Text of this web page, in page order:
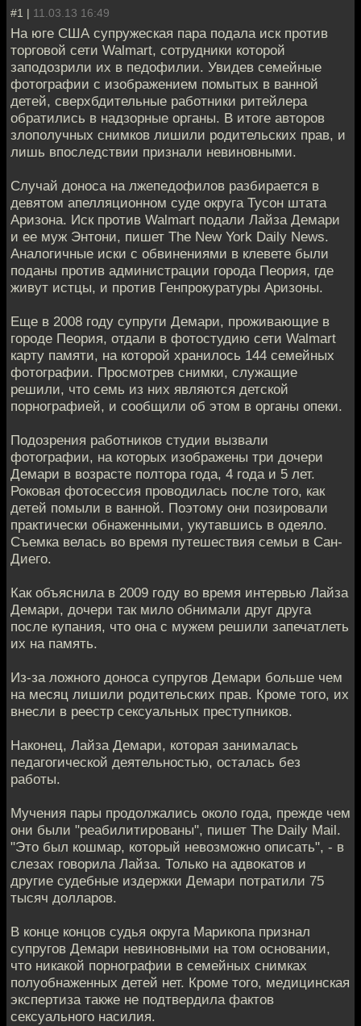
#1 | 11.03.13 16:49
На юге США супружеская пара подала иск против
торговой сети Walmart, сотрудники которой
заподозрили их в педофилии. Увидев семейные
фотографии с изображением помытых в ванной
детей, сверхбдительные работники ритейлера
обратились в надзорные органы. В итоге авторов
злополучных снимков лишили родительских прав, и
лишь впоследствии признали невиновными.
Cлучай доноса на лжепедофилов разбирается в
девятом апелляционном суде округа Тусон штата
Аризона. Иск против Walmart подали Лайза Демари
и ее муж Энтони, пишет The New York Daily News.
Аналогичные иски с обвинениями в клевете были
поданы против администрации города Пеория, где
живут истцы, и против Генпрокуратуры Аризоны.
Еще в 2008 году супруги Демари, проживающие в
городе Пеория, отдали в фотостудию сети Walmart
карту памяти, на которой хранилось 144 семейных
фотографии. Просмотрев снимки, служащие
решили, что семь из них являются детской
порнографией, и сообщили об этом в органы опеки.
Подозрения работников студии вызвали
фотографии, на которых изображены три дочери
Демари в возрасте полтора года, 4 года и 5 лет.
Роковая фотосессия проводилась после того, как
детей помыли в ванной. Поэтому они позировали
практически обнаженными, укутавшись в одеяло.
Съемка велась во время путешествия семьи в Сан-
Диего.
Как объяснила в 2009 году во время интервью Лайза
Демари, дочери так мило обнимали друг друга
после купания, что она с мужем решили запечатлеть
их на память.
Из-за ложного доноса супругов Демари больше чем
на месяц лишили родительских прав. Кроме того, их
внесли в реестр сексуальных преступников.
Наконец, Лайза Демари, которая занималась
педагогической деятельностью, осталась без
работы.
Мучения пары продолжались около года, прежде чем
они были "реабилитированы", пишет The Daily Mail.
"Это был кошмар, который невозможно описать", - в
слезах говорила Лайза. Только на адвокатов и
другие судебные издержки Демари потратили 75
тысяч долларов.
В конце концов судья округа Марикопа признал
супругов Демари невиновными на том основании,
что никакой порнографии в семейных снимках
полуобнаженных детей нет. Кроме того, медицинская
экспертиза также не подтвердила фактов
сексуального насилия.